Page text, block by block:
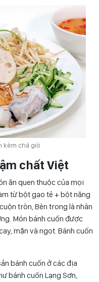
kèm chả giò
chất Việt
ăn quen thuộc của mọi
từ bột gạo tẻ + bột năng
tròn, Bên trong là nhân
Món bánh cuốn được
mặn và ngọt. Bánh cuốn
bánh cuốn ở các địa
bánh cuốn Lạng Sơn,